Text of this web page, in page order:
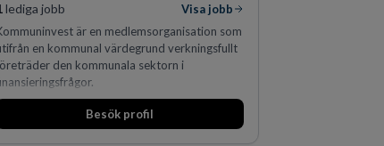
lediga jobb
Visa jobb
är en medlemsorganisation som
en kommunal värdegrund verkningsfullt
den kommunala sektorn i
Besök profil